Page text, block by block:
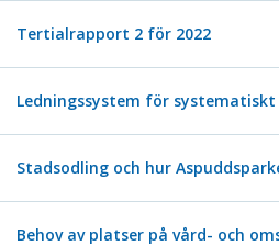
Tertialrapport 2 för 2022
Ledningssystem för systematiskt
Stadsodling och hur
Behov av platser på vård- och